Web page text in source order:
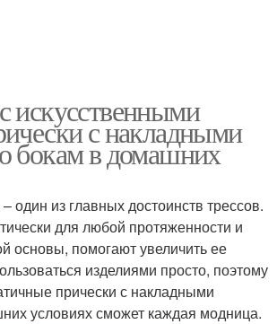
искусственными
с накладными
бокам в домашних
один из главных достоинств трессов.
для любой протяженности и
основы, помогают увеличить ее
изделиями просто, поэтому
прически с накладными
условиях сможет каждая модница.